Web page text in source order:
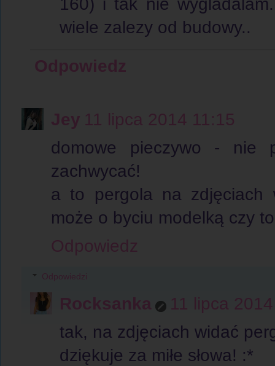
wiele zalezy od budowy..
Odpowiedz
Jey 11 lipca 2014 11:15
domowe pieczywo - nie
zachwycać!
a to pergola na zdjęciach
może o byciu modelką czy
Odpowiedz
Odpowiedzi
Rocksanka
11 lipca
tak, na zdjęciach widać
dziękuje za miłe słowa! :*